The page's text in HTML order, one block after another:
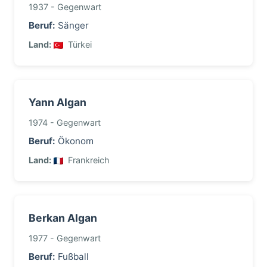
1937 - Gegenwart
Beruf: Sänger
Land: Türkei
Yann Algan
1974 - Gegenwart
Beruf: Ökonom
Land: Frankreich
Berkan Algan
1977 - Gegenwart
Beruf: Fußball